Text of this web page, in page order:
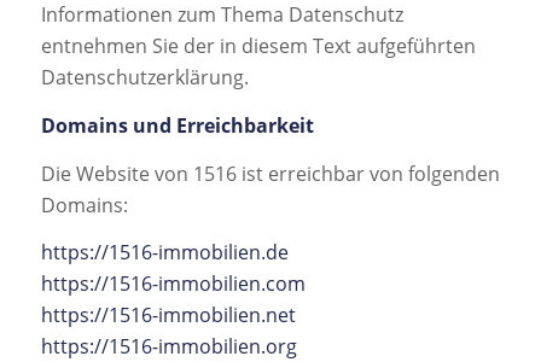
Informationen zum Thema Datenschutz
entnehmen Sie der in diesem Text aufgeführten
Datenschutzerklärung.
Domains und Erreichbarkeit
Die Website von 1516 ist erreichbar von folgenden
Domains:
https://1516-immobilien.de
https://1516-immobilien.com
https://1516-immobilien.net
https://1516-immobilien.org